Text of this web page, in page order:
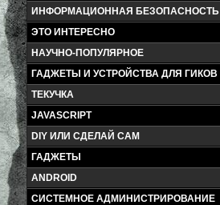
ИНФОРМАЦИОННАЯ БЕЗОПАСНОСТЬ
ЭТО ИНТЕРЕСНО
НАУЧНО-ПОПУЛЯРНОЕ
ГАДЖЕТЫ И УСТРОЙСТВА ДЛЯ ГИКОВ
ТЕКУЧКА
JAVASCRIPT
DIY ИЛИ СДЕЛАЙ САМ
ГАДЖЕТЫ
ANDROID
СИСТЕМНОЕ АДМИНИСТРИРОВАНИЕ